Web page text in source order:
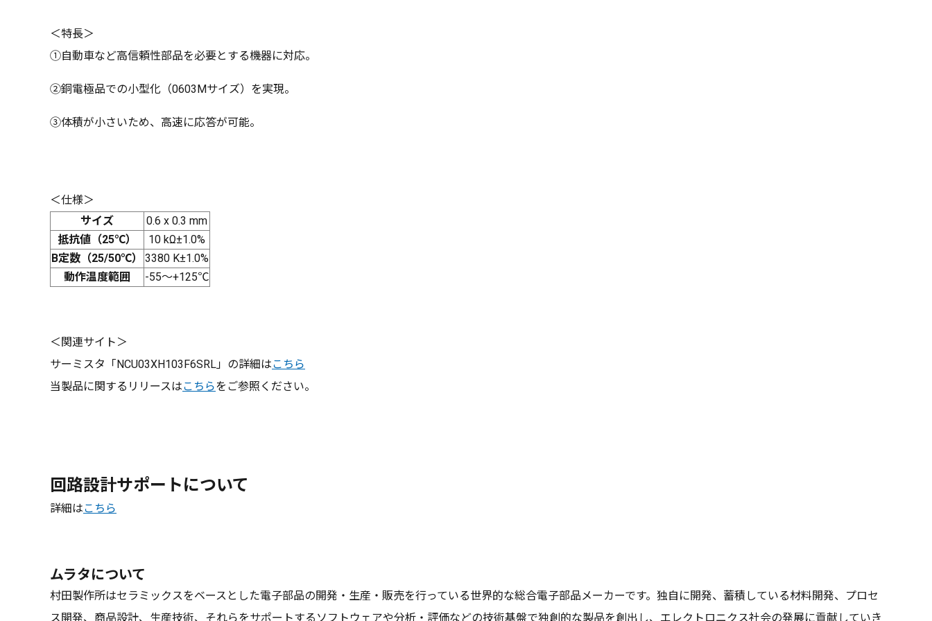
＜特長＞
①自動車など高信頼性部品を必要とする機器に対応。
②銅電極品での小型化（0603Mサイズ）を実現。
③体積が小さいため、高速に応答が可能。
＜仕様＞
サイズ
0.6 x 0.3 mm
抵抗値（25℃）
10 kΩ±1.0%
B定数（25/50℃）
3380 K±1.0%
動作温度範囲
-55～+125℃
＜関連サイト＞
サーミスタ「NCU03XH103F6SRL」の詳細はこちら
当製品に関するリリースはこちらをご参照ください。
回路設計サポートについて
詳細はこちら
ムラタについて
村田製作所はセラミックスをベースとした電子部品の開発・生産・販売を行っている世界的な総合電子部品メーカーです。独自に開発、蓄積している材料開発、プロセ
ス開発、商品設計、生産技術、それらをサポートするソフトウェアや分析・評価などの技術基盤で独創的な製品を創出し、エレクトロニクス社会の発展に貢献していき